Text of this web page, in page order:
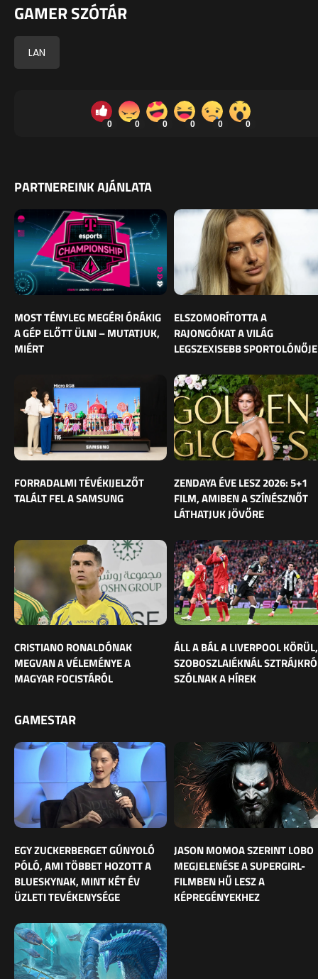
GAMER SZÓTÁR
LAN
0 0 0 0 0 0
PARTNEREINK AJÁNLATA
MOST TÉNYLEG MEGÉRI ÓRÁKIG
A GÉP ELŐTT ÜLNI – MUTATJUK,
MIÉRT
ELSZOMORÍTOTTA A
RAJONGÓKAT A VILÁG
LEGSZEXISEBB SPORTOLÓNŐJE
FORRADALMI TÉVÉKIJELZŐT
TALÁLT FEL A SAMSUNG
ZENDAYA ÉVE LESZ 2026: 5+1
FILM, AMIBEN A SZÍNÉSZNŐT
LÁTHATJUK JÖVŐRE
CRISTIANO RONALDÓNAK
MEGVAN A VÉLEMÉNYE A
MAGYAR FOCISTÁRÓL
ÁLL A BÁL A LIVERPOOL KÖRÜL,
SZOBOSZLAIÉKNÁL
SZÓLNAK A HÍREK
GAMESTAR
EGY ZUCKERBERGET GÚNYOLÓ
PÓLÓ, AMI TÖBBET HOZOTT A
BLUESKYNAK, MINT KÉT ÉV
ÜZLETI TEVÉKENYSÉGE
JASON MOMOA SZERINT LOBO
MEGJELENÉSE A SUPERGIRL-
FILMBEN HŰ LESZ A
KÉPREGÉNYEKHEZ